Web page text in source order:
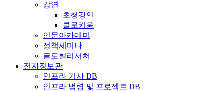
강연
초청강연
콜로키움
인문아카데미
정책세미나
글로벌리서처
전자정보관
인프라 기사 DB
인프라 법령 및 프로젝트 DB